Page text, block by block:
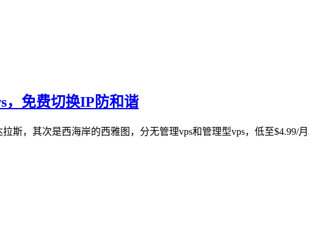
，免费切换IP防和谐
斯，其次是西海岸的西雅图，分无管理vps和管理型vps，低至$4.99/